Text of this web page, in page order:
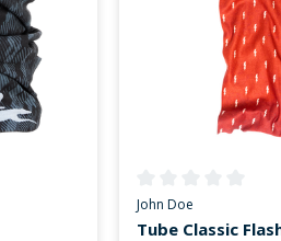
0 von 5 Sternen Durchschnittliche
John Doe
Tube Classic